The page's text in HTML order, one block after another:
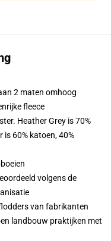
2 maten omhoog
fleece
Heather Grey is 70%
is 60% katoen, 40%
volgens de
van fabrikanten
landbouw praktijken met